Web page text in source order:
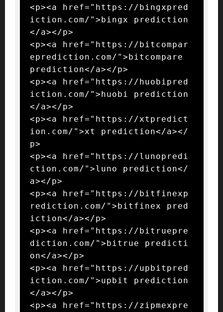
<p><a href="https://bingxpred
iction.com/">bingx prediction
</a></p>
<p><a href="https://bitcompar
eprediction.com/">bitcompare
prediction</a></p>
<p><a href="https://huobipred
iction.com/">huobi prediction
</a></p>
<p><a href="https://xtpredict
ion.com/">xt prediction</a></
p>
<p><a href="https://lunopredi
ction.com/">luno prediction</
a></p>
<p><a href="https://bitfinexp
rediction.com/">bitfinex pred
iction</a></p>
<p><a href="https://bitruepre
diction.com/">bitrue predicti
on</a></p>
<p><a href="https://upbitpred
iction.com/">upbit prediction
</a></p>
<p><a href="https://zipmexpre